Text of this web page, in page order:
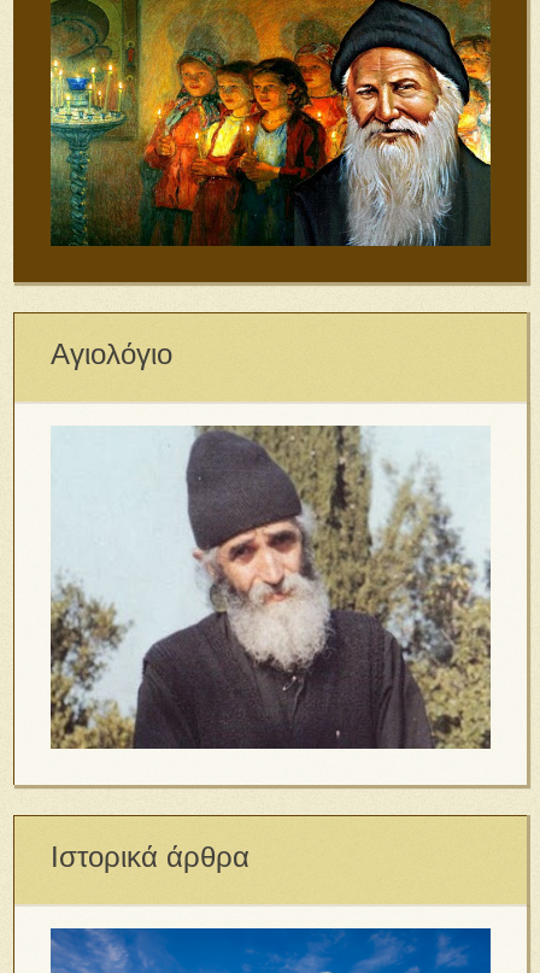
Αγιολόγιο
Ιστορικά άρθρα